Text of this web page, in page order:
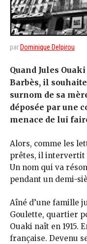
parDominique Delpirou
Quand Jules
Barbès, il
surnom de sa
déposée par une
menace de lui
Alors, comme les
prêtes, il intervertit
Un nom qui va
pendant un demi-
Aîné d’une famille
Goulette, quartier
Ouaki naît en 1915.
française. Devenu